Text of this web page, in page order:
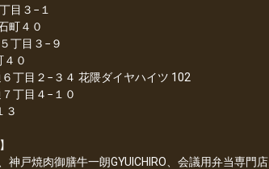
目３−１
町４０
丁目３−９
０
丁目２−３４ 花隈ダイヤハイツ 102
丁目４−１０
３
戸焼肉御膳牛一朗GYUICHIRO、会議用弁当専門店